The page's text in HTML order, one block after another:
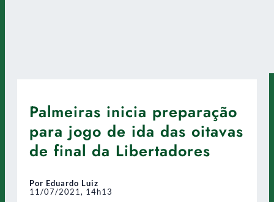
Palmeiras inicia preparação
para jogo de ida das oitavas
de final da Libertadores
Por Eduardo Luiz
11/07/2021, 14h13